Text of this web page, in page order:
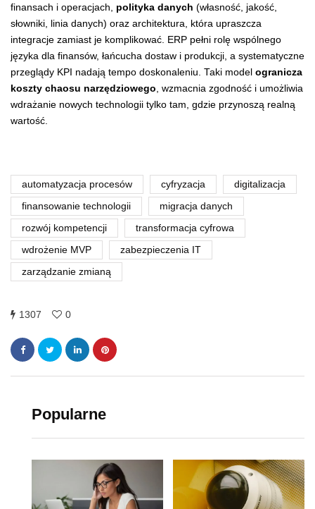
finansach i operacjach, polityka danych (własność, jakość,
słowniki, linia danych) oraz architektura, która upraszcza
integracje zamiast je komplikować. ERP pełni rolę wspólnego
języka dla finansów, łańcucha dostaw i produkcji, a systematyczne
przeglądy KPI nadają tempo doskonaleniu. Taki model ogranicza
koszty chaosu narzędziowego, wzmacnia zgodność i umożliwia
wdrażanie nowych technologii tylko tam, gdzie przynoszą realną
wartość.
automatyzacja procesów cyfryzacja digitalizacja
finansowanie technologii migracja danych
rozwój kompetencji transformacja cyfrowa
wdrożenie MVP zabezpieczenia IT
zarządzanie zmianą
1307 0
Popularne